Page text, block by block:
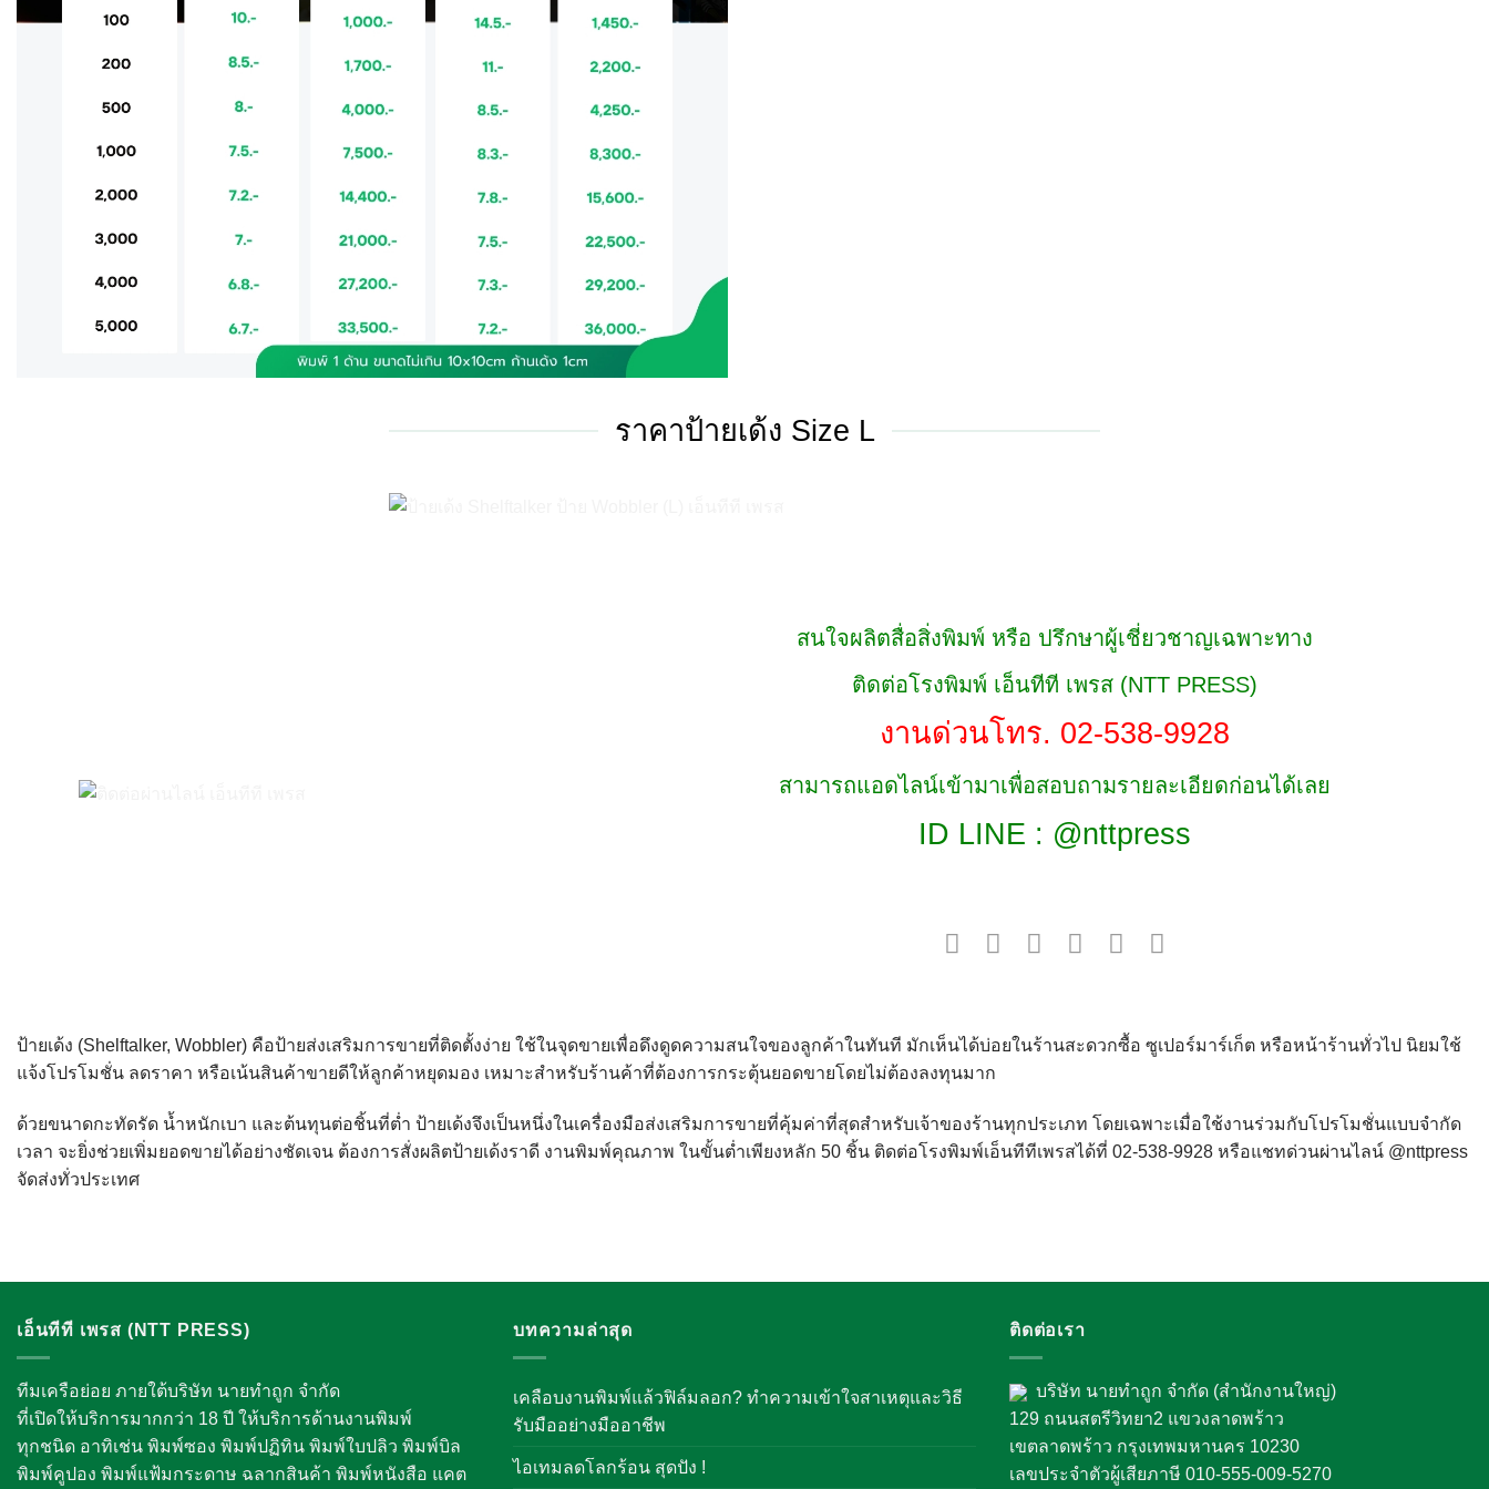
ราคาป้ายเด้ง Size L
สนใจผลิตสื่อสิ่งพิมพ์ หรือ ปรึกษาผู้เชี่ยวชาญเฉพาะทาง
ติดต่อโรงพิมพ์ เอ็นทีที เพรส (NTT PRESS)
งานด่วนโทร. 02-538-9928
สามารถแอดไลน์เข้ามาเพื่อสอบถามรายละเอียดก่อนได้เลย
ID LINE : @nttpress
ป้ายเด้ง (Shelftalker, Wobbler) คือป้ายส่งเสริมการขายที่ติดตั้งง่าย ใช้ในจุดขายเพื่อดึงดูดความสนใจของลูกค้าในทันที มักเห็นได้บ่อยในร้านสะดวกซื้อ ซูเปอร์มาร์เก็ต หรือหน้าร้านทั่วไป นิยมใช้
แจ้งโปรโมชั่น ลดราคา หรือเน้นสินค้าขายดีให้ลูกค้าหยุดมอง เหมาะสำหรับร้านค้าที่ต้องการกระตุ้นยอดขายโดยไม่ต้องลงทุนมาก
ด้วยขนาดกะทัดรัด น้ำหนักเบา และต้นทุนต่อชิ้นที่ต่ำ ป้ายเด้งจึงเป็นหนึ่งในเครื่องมือส่งเสริมการขายที่คุ้มค่าที่สุดสำหรับเจ้าของร้านทุกประเภท โดยเฉพาะเมื่อใช้งานร่วมกับโปรโมชั่นแบบจำกัด
เวลา จะยิ่งช่วยเพิ่มยอดขายได้อย่างชัดเจน ต้องการสั่งผลิตป้ายเด้งราดี งานพิมพ์คุณภาพ ในขั้นต่ำเพียงหลัก 50 ชิ้น ติดต่อโรงพิมพ์เอ็นทีทีเพรสได้ที่ 02-538-9928 หรือแชทด่วนผ่านไลน์ @nttpress
จัดส่งทั่วประเทศ
เอ็นทีที เพรส (NTT PRESS)
ทีมเครือย่อย ภายใต้บริษัท นายทำถูก จำกัด
ที่เปิดให้บริการมากกว่า 18 ปี ให้บริการด้านงานพิมพ์
ทุกชนิด อาทิเช่น พิมพ์ซอง พิมพ์ปฏิทิน พิมพ์ใบปลิว พิมพ์บิล
พิมพ์คูปอง พิมพ์แฟ้มกระดาษ ฉลากสินค้า พิมพ์หนังสือ แคต
บทความล่าสุด
เคลือบงานพิมพ์แล้วฟิล์มลอก? ทำความเข้าใจสาเหตุและวิธี
รับมืออย่างมืออาชีพ
ไอเทมลดโลกร้อน สุดปัง !
ติดต่อเรา
บริษัท นายทำถูก จำกัด (สำนักงานใหญ่)
129 ถนนสตรีวิทยา2 แขวงลาดพร้าว
เขตลาดพร้าว กรุงเทพมหานคร 10230
เลขประจำตัวผู้เสียภาษี 010-555-009-5270